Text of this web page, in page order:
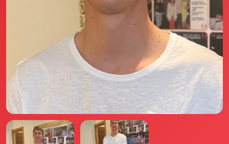
Quanto costa Club di Più
Domande Frequenti
Impegno Sociale
Le nostre sedi
Facebook
YouTube
Instagram